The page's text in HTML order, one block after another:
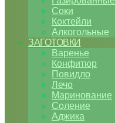
Соки
Коктейли
Алкогольные
ЗАГОТОВКИ
Варенье
Конфитюр
Повидло
Лечо
Маринование
Соление
Аджика